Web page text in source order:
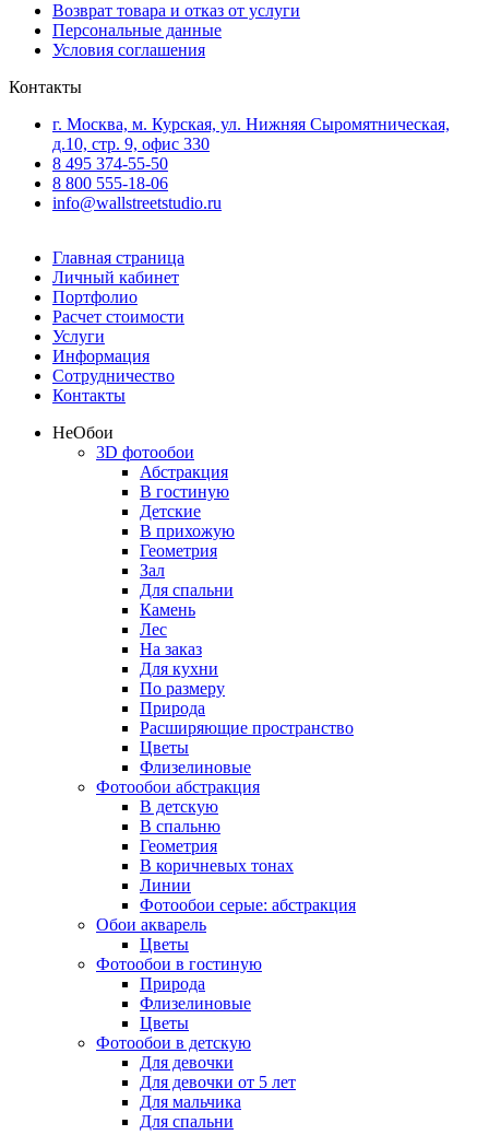
Возврат товара и отказ от услуги
Персональные данные
Условия соглашения
Контакты
г. Москва, м. Курская, ул. Нижняя Сыромятническая,
д.10, стр. 9, офис 330
8 495 374-55-50
8 800 555-18-06
info@wallstreetstudio.ru
Главная страница
Личный кабинет
Портфолио
Расчет стоимости
Услуги
Информация
Сотрудничество
Контакты
НеОбои
3D фотообои
Абстракция
В гостиную
Детские
В прихожую
Геометрия
Зал
Для спальни
Камень
Лес
На заказ
Для кухни
По размеру
Природа
Расширяющие пространство
Цветы
Флизелиновые
Фотообои абстракция
В детскую
В спальню
Геометрия
В коричневых тонах
Линии
Фотообои серые: абстракция
Обои акварель
Цветы
Фотообои в гостиную
Природа
Флизелиновые
Цветы
Фотообои в детскую
Для девочки
Для девочки от 5 лет
Для мальчика
Для спальни